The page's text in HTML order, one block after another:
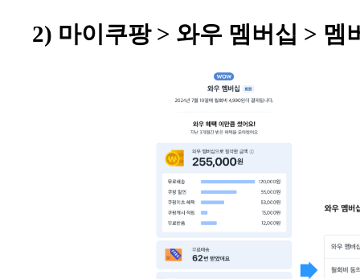
2) 마이쿠팡 > 와우 멤버십 > 멤